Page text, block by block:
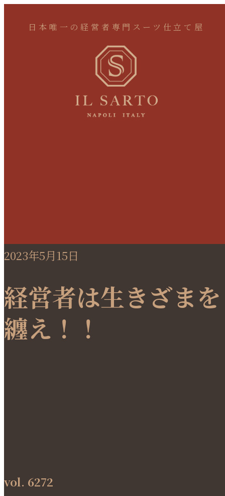
日本唯一の経営者専門スーツ仕立て屋
2023年5月15日
経営者は生きざまを
纏え！！
vol. 6272